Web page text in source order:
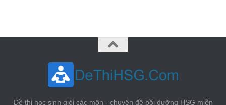
Đề thi học sinh giỏi các môn - chuyên đề bồi dưỡng HSG miễn